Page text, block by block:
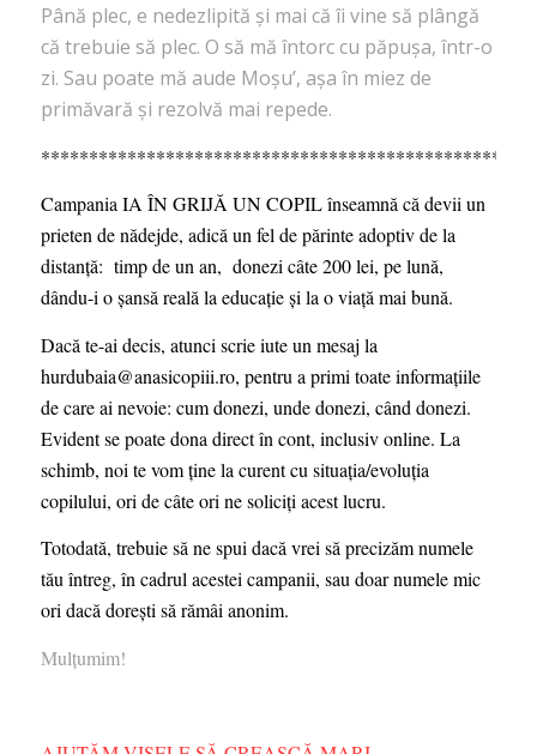
Până plec, e nedezlipită și mai că îi vine să plângă
că trebuie să plec. O să mă întorc cu păpușa, într-o
zi. Sau poate mă aude Moșu’, așa în miez de
primăvară și rezolvă mai repede.
Campania IA ÎN GRIJĂ UN COPIL înseamnă că devii un
prieten de nădejde, adică un fel de părinte adoptiv de la
distanță: timp de un an, donezi câte 200 lei, pe lună,
dându-i o șansă reală la educație și la o viață mai bună.
Dacă te-ai decis, atunci scrie iute un mesaj la
hurdubaia@anasicopiii.ro, pentru a primi toate informațiile
de care ai nevoie: cum donezi, unde donezi, când donezi.
Evident se poate dona direct în cont, inclusiv online. La
schimb, noi te vom ține la curent cu situația/evoluția
copilului, ori de câte ori ne soliciți acest lucru.
Totodată, trebuie să ne spui dacă vrei să precizăm numele
tău întreg, în cadrul acestei campanii, sau doar numele mic
ori dacă dorești să rămâi anonim.
Mulțumim!